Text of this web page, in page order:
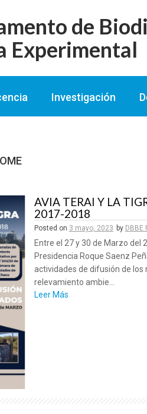
de
Experimental
Investigación
AVIA TERAI Y LA
2017-2018
Posted on 3 mayo, 2023 by DBBE
Entre el 27 y 30 de Marzo del
Presidencia Roque Saenz
actividades de difusión de los
relevamiento ambie...
Leer Más